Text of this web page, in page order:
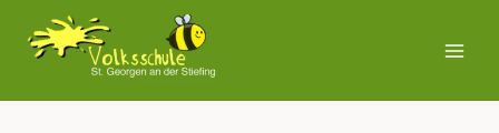
Inhalt
springen